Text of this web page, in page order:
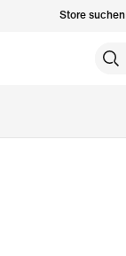
Store suchen